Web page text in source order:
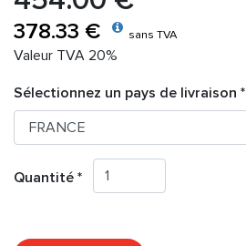
378.33 € sans TVA
Valeur TVA 20%
Sélectionnez un pays de livraison *
Quantité *